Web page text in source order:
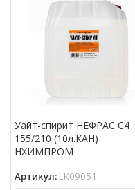
Уайт-спирит НЕФРАС С4
155/210 (10л.КАН)
НХИМПРОМ
Артикул: LK09051